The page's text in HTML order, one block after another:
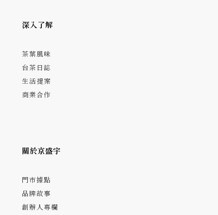
深入了解
茶葉風味
台茶日誌
生活提案
商業合作
關於京盛宇
門市據點
品牌故事
創辦人專欄